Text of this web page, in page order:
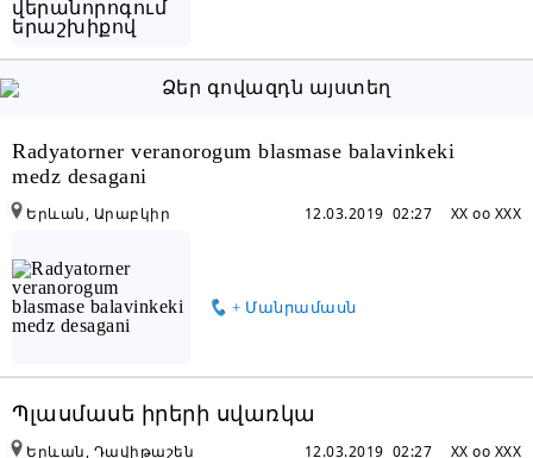
Radyatorner veranorogum blasmase balavinkeki
medz desagani
+ Մանրամասն
XX oo XXX
12.03.2019 02:27
Երևան, Արաբկիր
Պլասմասե իրերի սվառկա
XX oo XXX
12.03.2019 02:27
Երևան, Դավիթաշեն